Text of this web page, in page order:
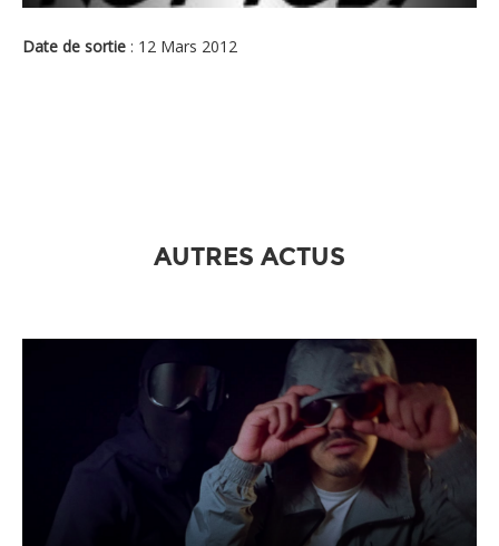
Date de sortie : 12 Mars 2012
AUTRES ACTUS